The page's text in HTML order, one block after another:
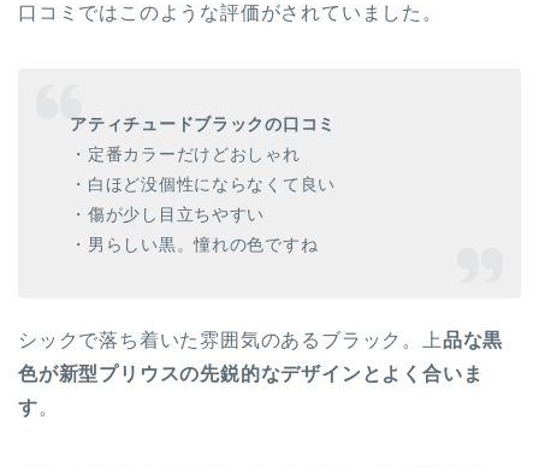
口コミではこのような評価がされていました。
アティチュードブラックの口コミ
・定番カラーだけどおしゃれ
・白ほど没個性にならなくて良い
・傷が少し目立ちやすい
・男らしい黒。憧れの色ですね
シックで落ち着いた雰囲気のあるブラック。上品な黒
色が新型プリウスの先鋭的なデザインとよく合いま
す。